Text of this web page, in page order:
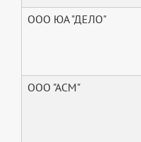
ООО ЮА "ДЕЛО"
ООО "АСМ"